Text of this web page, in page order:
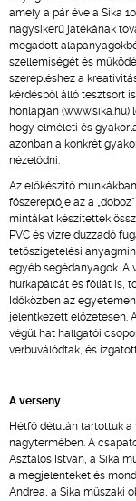
amely a pár éve a Sika
nagysikerű játékának
megadott
szellemiségét és
szerepléshez a
kérdésből álló tesztsort
honlapján
hogy elméleti és
azonban a konkrét
nézelődni.
Az előkészítő
főszereplője az a
mintákat készítettek
PVC és vízre duzzadó
tetőszigetelési
egyéb segédanyagok. A
hurkapálcát és fóliát is,
Időközben az
jelentkezett előzetesen.
végül hat hallgatói
verbuválódtak, és
A verseny
Hétfő délután tartottuk a
nagytermében. A
Asztalos István, a Sika
a megjelenteket és
Andrea, a Sika műszaki